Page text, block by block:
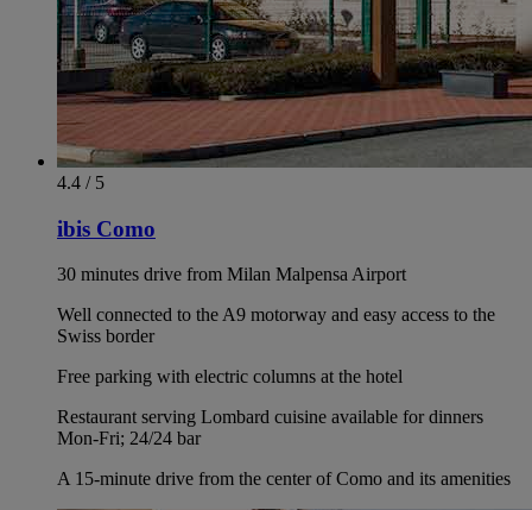
4.4 / 5
ibis Como
30 minutes drive from Milan Malpensa Airport
Well connected to the A9 motorway and easy access to the
Swiss border
Free parking with electric columns at the hotel
Restaurant serving Lombard cuisine available for dinners
Mon-Fri; 24/24 bar
A 15-minute drive from the center of Como and its amenities